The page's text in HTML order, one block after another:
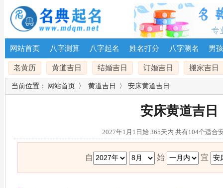
网站首页 八字测算 八字起名 姓名打分 八字测名 男
老黄历 黄道吉日 结婚吉日 订婚吉日 搬家吉日
当前位置： 网站首页 〉 黄道吉日 〉 安床黄道吉日
安床黄道吉日
2027年1月1日始 365天内 共有104个适合
自 始 宜